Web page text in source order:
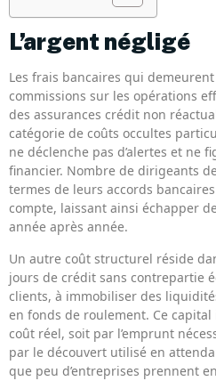
L’argent négligé
Les frais bancaires qui
commissions sur les opérations
des assurances crédit non
catégorie de coûts occultes
ne déclenche pas d’alertes et ne
financier. Nombre de dirigeants
termes de leurs accords
compte, laissant ainsi échapper
année après année.
Un autre coût structurel réside
jours de crédit sans contrepartie
clients, à immobiliser des
en fonds de roulement. Ce
coût réel, soit par l’emprunt
par le découvert utilisé en
que peu d’entreprises prennent